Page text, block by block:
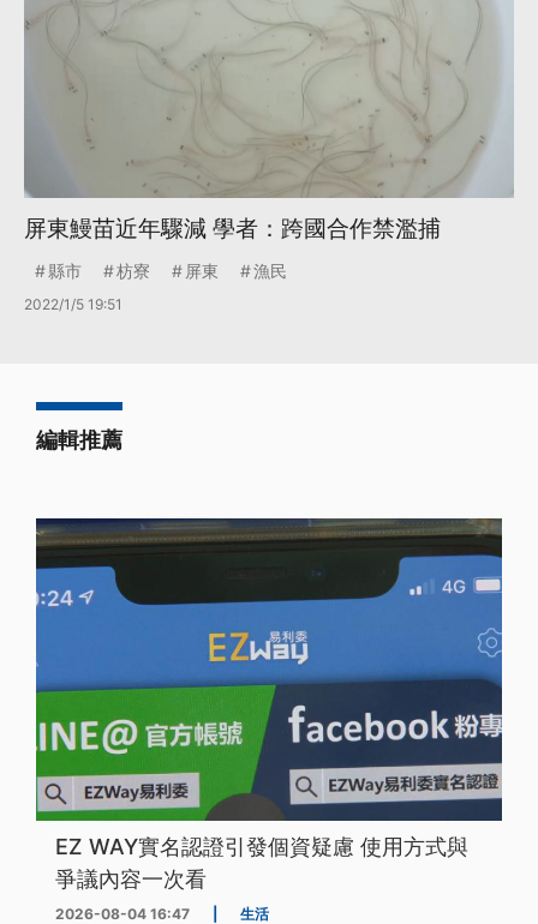
屏東鰻苗近年驟減 學者：跨國合作禁濫捕
縣市 枋寮 屏東 漁民
2022/1/5 19:51
編輯推薦
EZ WAY實名認證引發個資疑慮 使用方式與
爭議內容一次看
2026-08-04 16:47 生活